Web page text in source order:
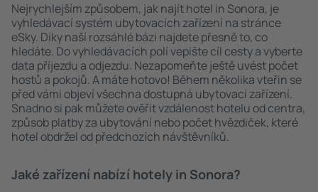
Nejrychlejším způsobem, jak najít hotel in Sonora, je
vyhledávací systém ubytovacích zařízení na stránce
eSky. Díky naší rozsáhlé bázi najdete přesně to, co
hledáte. Do vyhledávacích polí vepište cíl cesty a vyberte
data příjezdu a odjezdu. Nezapomeňte ještě uvést počet
hostů a pokojů. A máte hotovo! Během několika vteřin se
před vámi objeví všechna dostupná ubytovací zařízení.
Snadno si pak můžete ověřit vzdálenost hotelu od centra,
způsob platby za ubytování nebo počet hvězdiček, které
hotel obdržel od předchozích návštěvníků.
Jaké zařízení nabízí hotely in Sonora?